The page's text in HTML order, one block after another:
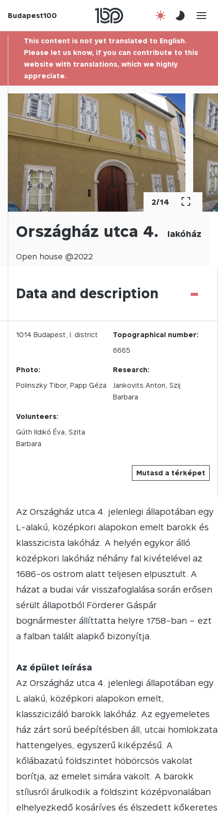
Budapest100
Contact
This content is not yet translated to English.
Please let us know, if you can contribute to this
website with translations, which we highly
appreciate.
3/14
Országház utca 4. lakóház
Open house @2022
Data and description -
Mutasd a térképet
1014 Budapest, I. district
Topographical number:
6665
Photo:
Polinszky Tibor Papp Géza
Research:
Jankovits Anton, Szij
Barbara
Volunteers:
Gúth Ildikó Éva, Szita
Barbara
Az Országház utca 4. jelenlegi állapotában egy
L-alakú, középkori alapokon emelt barokk és
klasszicista lakóház. A helyén egykor álló
középkori lakóház néhány fal kivételével az
1686-os ostrom alatt teljesen elpusztult. A
házat a budai vár visszafoglalása során erősen
sérült állapotból Förderer Gáspár
bognármester állíttatta helyre 1758-ban – ezt
a falban talált alapkő bizonyítja.
Az épület leírása
Az Országház utca 4. jelenlegi állapotában egy
L alakú, középkori alapokon emelt,
klasszicizáló barokk lakóház. Az egyemeletes
ház zárt sorú beépítésben áll, utcai homlokzata
hattengelyes, egyszerű kiképzésű. A
kőlábazatú földszintet höbörcsös vakolat
borítja, az emelet simára vakolt. A barokk
stílusról árulkodik a földszint középvonalában
elhelyezkedő kosáríves és élszedett kőkeretes